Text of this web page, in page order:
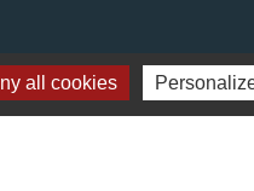
all cookies